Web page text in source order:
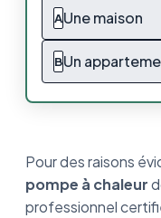
AUne maison
BUn
Pour des raisons
pompe à chaleur
professionnel
La marche à
chauffage
Quel budget
mon installation
Comment
installation ?